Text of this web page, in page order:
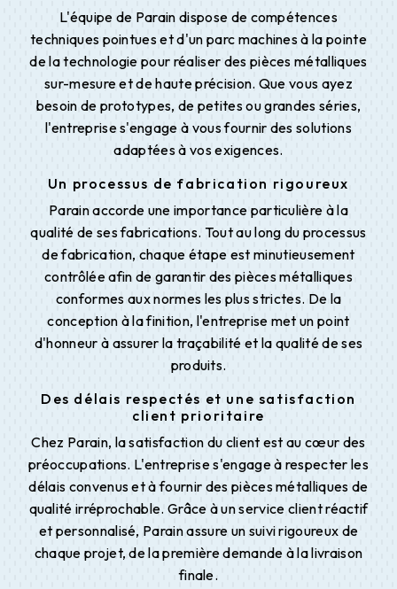
L'équipe de Parain dispose de compétences
techniques pointues et d'un parc machines à la pointe
de la technologie pour réaliser des pièces métalliques
sur-mesure et de haute précision. Que vous ayez
besoin de prototypes, de petites ou grandes séries,
l'entreprise s'engage à vous fournir des solutions
adaptées à vos exigences.
Un processus de fabrication rigoureux
Parain accorde une importance particulière à la
qualité de ses fabrications. Tout au long du processus
de fabrication, chaque étape est minutieusement
contrôlée afin de garantir des pièces métalliques
conformes aux normes les plus strictes. De la
conception à la finition, l'entreprise met un point
d'honneur à assurer la traçabilité et la qualité de ses
produits.
Des délais respectés et une satisfaction
client prioritaire
Chez Parain, la satisfaction du client est au cœur des
préoccupations. L'entreprise s'engage à respecter les
délais convenus et à fournir des pièces métalliques de
qualité irréprochable. Grâce à un service client réactif
et personnalisé, Parain assure un suivi rigoureux de
chaque projet, de la première demande à la livraison
finale.